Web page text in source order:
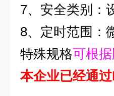
7、安全类别：
8、定时范围：
特殊规格可根
本企业已经通